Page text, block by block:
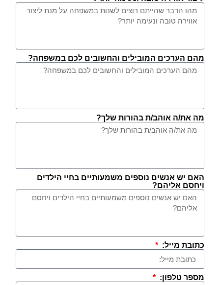
מהם הערכים המובילים והחשובים לכם במשפחה?
מה את/ה אוהב/ת בהורות שלך?
האם יש אנשים נוספים משמעותיים בחיי הילדים
ויחסם אליהם?
כתובת מייל:
מספר טלפון: